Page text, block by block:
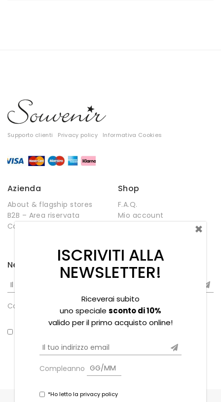
Tute
Tutti
Gift Card
Supporto clienti Privacy policy Informativa Cookies
Azienda
About & flagship stores
B2B – Area riservata
Contatti
Shop
F.A.Q.
Mio account
Newsletter
Compleanno
ISCRIVITI ALLA
NEWSLETTER!
Riceverai subito
uno speciale sconto di 10%
valido per il primo acquisto online!
Compleanno
*Ho letto la privacy policy
×